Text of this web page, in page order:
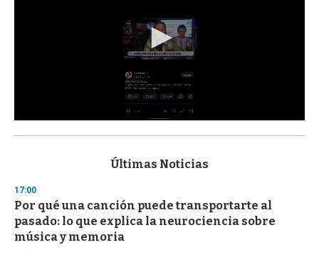
s
d
s
o
f
3
Últimas Noticias
17:00
Por qué una canción puede transportarte al
pasado: lo que explica la neurociencia sobre
música y memoria